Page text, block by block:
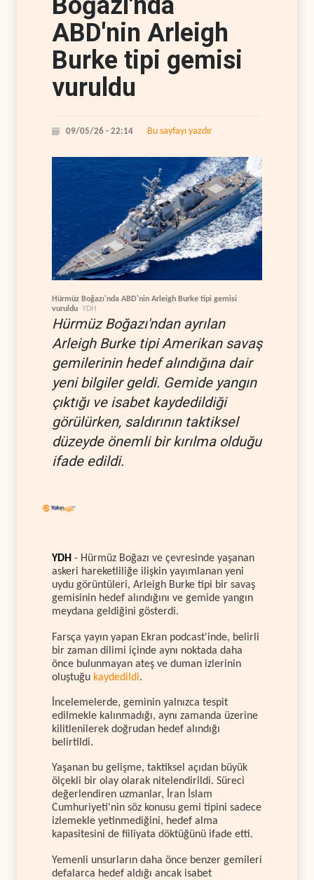
ABD'nin Arleigh
Burke tipi gemisi
vuruldu
09/05/26 - 22:14 Bu sayfayı yazdır
Hürmüz Boğazı'nda ABD'nin Arleigh Burke tipi gemisi
vuruldu YDH
Hürmüz Boğazı'ndan ayrılan
Arleigh Burke tipi Amerikan savaş
gemilerinin hedef alındığına dair
yeni bilgiler geldi. Gemide yangın
çıktığı ve isabet kaydedildiği
görülürken, saldırının taktiksel
düzeyde önemli bir kırılma olduğu
ifade edildi.
YDH - Hürmüz Boğazı ve çevresinde yaşanan
askeri hareketliliğe ilişkin yayımlanan yeni
uydu görüntüleri, Arleigh Burke tipi bir savaş
gemisinin hedef alındığını ve gemide yangın
meydana geldiğini gösterdi.
Farsça yayın yapan Ekran podcast'inde, belirli
bir zaman dilimi içinde aynı noktada daha
önce bulunmayan ateş ve duman izlerinin
oluştuğu kaydedildi.
İncelemelerde, geminin yalnızca tespit
edilmekle kalınmadığı, aynı zamanda üzerine
kilitlenilerek doğrudan hedef alındığı
belirtildi.
Yaşanan bu gelişme, taktiksel açıdan büyük
ölçekli bir olay olarak nitelendirildi. Süreci
değerlendiren uzmanlar, İran İslam
Cumhuriyeti'nin söz konusu gemi tipini sadece
izlemekle yetinmediğini, hedef alma
kapasitesini de fiiliyata döktüğünü ifade etti.
Yemenli unsurların daha önce benzer gemileri
defalarca hedef aldığı ancak isabet